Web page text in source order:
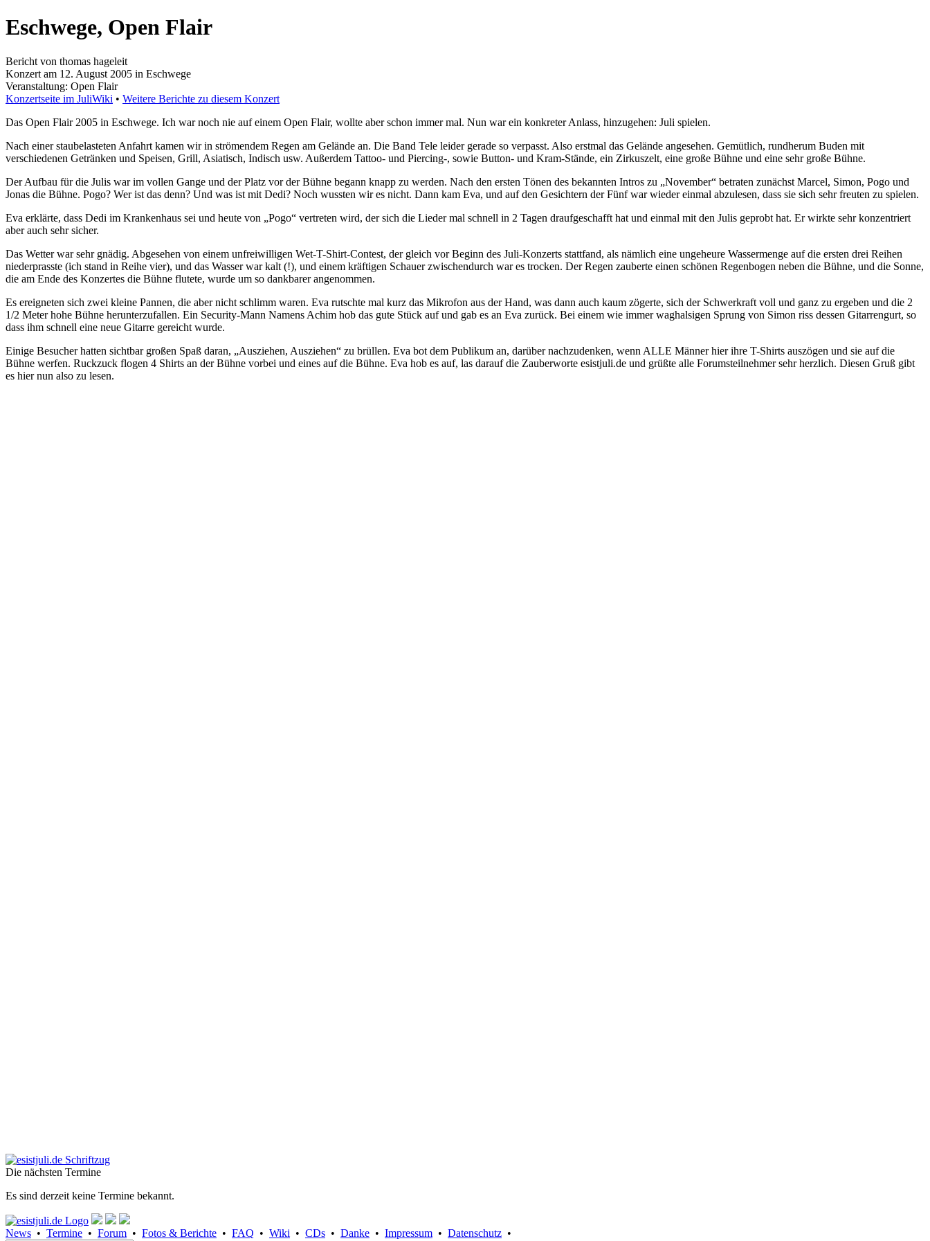
Eschwege, Open Flair
Bericht von thomas hageleit
Konzert am 12. August 2005 in Eschwege
Veranstaltung: Open Flair
Konzertseite im JuliWiki • Weitere Berichte zu diesem Konzert
Das Open Flair 2005 in Eschwege. Ich war noch nie auf einem Open Flair, wollte aber schon immer mal. Nun war ein konkreter Anlass, hinzugehen: Juli spielen.
Nach einer staubelasteten Anfahrt kamen wir in strömendem Regen am Gelände an. Die Band Tele leider gerade so verpasst. Also erstmal das Gelände angesehen. Gemütlich, rundherum Buden mit
verschiedenen Getränken und Speisen, Grill, Asiatisch, Indisch usw. Außerdem Tattoo- und Piercing-, sowie Button- und Kram-Stände, ein Zirkuszelt, eine große Bühne und eine sehr große Bühne.
Der Aufbau für die Julis war im vollen Gange und der Platz vor der Bühne begann knapp zu werden. Nach den ersten Tönen des bekannten Intros zu „November“ betraten zunächst Marcel, Simon, Pogo und
Jonas die Bühne. Pogo? Wer ist das denn? Und was ist mit Dedi? Noch wussten wir es nicht. Dann kam Eva, und auf den Gesichtern der Fünf war wieder einmal abzulesen, dass sie sich sehr freuten zu spielen.
Eva erklärte, dass Dedi im Krankenhaus sei und heute von „Pogo“ vertreten wird, der sich die Lieder mal schnell in 2 Tagen draufgeschafft hat und einmal mit den Julis geprobt hat. Er wirkte sehr konzentriert
aber auch sehr sicher.
Das Wetter war sehr gnädig. Abgesehen von einem unfreiwilligen Wet-T-Shirt-Contest, der gleich vor Beginn des Juli-Konzerts stattfand, als nämlich eine ungeheure Wassermenge auf die ersten drei Reihen
niederprasste (ich stand in Reihe vier), und das Wasser war kalt (!), und einem kräftigen Schauer zwischendurch war es trocken. Der Regen zauberte einen schönen Regenbogen neben die Bühne, und die Sonne,
die am Ende des Konzertes die Bühne flutete, wurde um so dankbarer angenommen.
Es ereigneten sich zwei kleine Pannen, die aber nicht schlimm waren. Eva rutschte mal kurz das Mikrofon aus der Hand, was dann auch kaum zögerte, sich der Schwerkraft voll und ganz zu ergeben und die 2
1/2 Meter hohe Bühne herunterzufallen. Ein Security-Mann Namens Achim hob das gute Stück auf und gab es an Eva zurück. Bei einem wie immer waghalsigen Sprung von Simon riss dessen Gitarrengurt, so
dass ihm schnell eine neue Gitarre gereicht wurde.
Einige Besucher hatten sichtbar großen Spaß daran, „Ausziehen, Ausziehen“ zu brüllen. Eva bot dem Publikum an, darüber nachzudenken, wenn ALLE Männer hier ihre T-Shirts auszögen und sie auf die
Bühne werfen. Ruckzuck flogen 4 Shirts an der Bühne vorbei und eines auf die Bühne. Eva hob es auf, las darauf die Zauberworte esistjuli.de und grüßte alle Forumsteilnehmer sehr herzlich. Diesen Gruß gibt
es hier nun also zu lesen.
Die nächsten Termine
Es sind derzeit keine Termine bekannt.
News • Termine • Forum • Fotos & Berichte • FAQ • Wiki • CDs • Danke • Impressum • Datenschutz •